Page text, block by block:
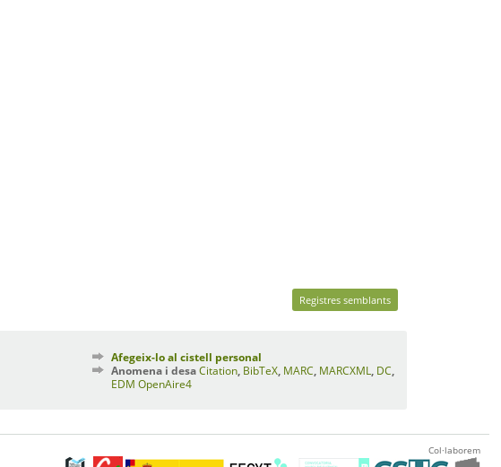
Registres semblants
Afegeix-lo al cistell personal
Anomena i desaCitation BibTeX MARC MARCXML DC
EDM OpenAire4
Col·laborem